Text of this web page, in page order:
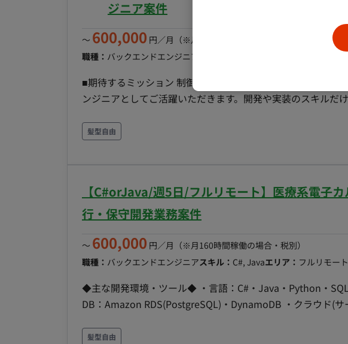
ジニア案件
〜 600,000 円／月 （※月160時間稼働の場合・税別）
職種： バックエンドエンジニア
■期待するミッション 制御システムの技術提案から保守まで
ンジニアとしてご活躍いただきます。開発や実装のスキルだ
築、提案書の作成、現場での調整業務など幅広い視野を持
いただくことを期待しています。 ■業務内容・担当工程 【制御システム開発の全工程における業
務】 ・PLC制御技術（ラダープログラム作成・デバッグ）
ネル・PC画面・タブレット対応のオペレータ画面設計・開発
見積り作成、関係構築 ・「ヘルメット」「安全靴」「保護メ
プログラミング C, C++, C#, Python, VB DB SQL Server, MySQL, PostgreSQL ■
週3日～ リモート稼働：不可（フル出社） フレックス稼働：
髪型自由
【C#orJava/週5日/フルリモート】医療系電子
行・保守開発業務案件
〜 600,000 円／月 （※月160時間稼働の場合・税別）
職種： バックエンドエンジニアスキル： C#, Javaエリア： フルリモート
◆主な開発環境・ツール◆ ・言語：C#・Java・Python・
DB：Amazon RDS(PostgreSQL)・DynamoDB ・クラウド(
Elasticache・KMS・Secrets Manager) ・管理ツール：SVN
ステムのクラウド移行に伴う保守開発、および品質改善プロ
髪型自由